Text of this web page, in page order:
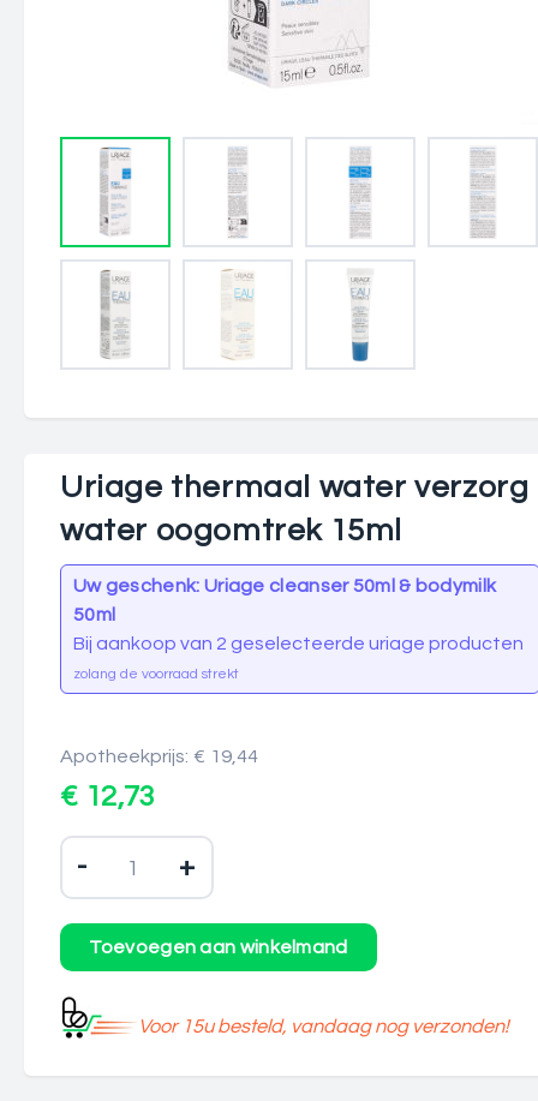
Uriage thermaal water verzorg
water oogomtrek 15ml
Uw geschenk: Uriage cleanser 50ml & bodymilk
50ml
Bij aankoop van 2 geselecteerde uriage producten
zolang de voorraad strekt
Apotheekprijs: € 19,44
€ 12,73
- +
Voor 15u besteld, vandaag nog verzonden!